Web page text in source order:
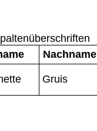
Nachname
Gruis